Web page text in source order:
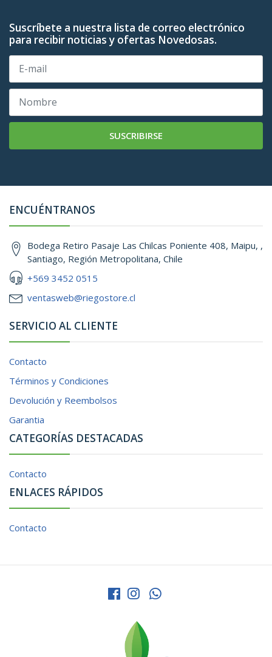
Suscríbete a nuestra lista de correo electrónico
para recibir noticias y ofertas Novedosas.
SUSCRIBIRSE
ENCUÉNTRANOS
Bodega Retiro Pasaje Las Chilcas Poniente 408, Maipu, ,
Santiago, Región Metropolitana, Chile
+569 3452 0515
ventasweb@riegostore.cl
SERVICIO AL CLIENTE
Contacto
Términos y Condiciones
Devolución y Reembolsos
Garantia
CATEGORÍAS DESTACADAS
Contacto
ENLACES RÁPIDOS
Contacto